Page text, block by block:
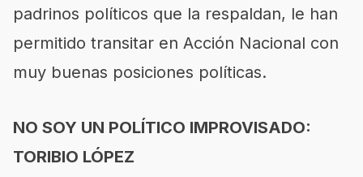
padrinos políticos que la respaldan, le han
permitido transitar en Acción Nacional con
muy buenas posiciones políticas.
NO SOY UN POLÍTICO IMPROVISADO:
TORIBIO LÓPEZ